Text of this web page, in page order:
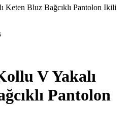
V Yakalı
Pantolon